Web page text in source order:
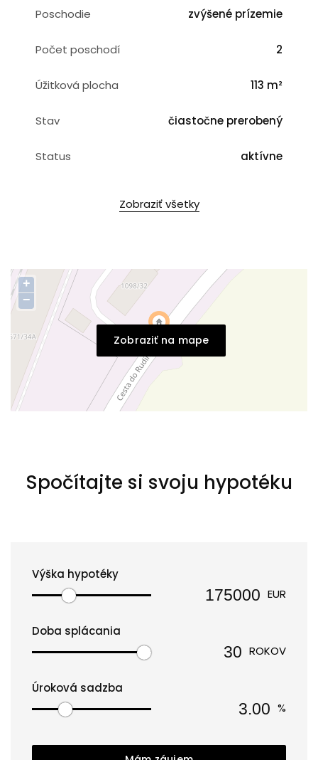
Poschodie zvýšené prízemie
Počet poschodí 2
Úžitková plocha 113 m²
Stav čiastočne prerobený
Status aktívne
Zobraziť všetky
Zobraziť na mape
+
−
Spočítajte si svoju hypotéku
Výška hypotéky
EUR
Doba splácania
ROKOV
Úroková sadzba
%